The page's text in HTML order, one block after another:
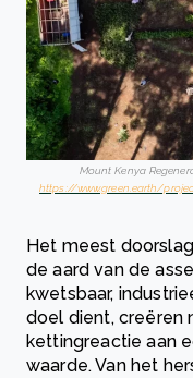
Mount Kenya
https://www.green.earth/
Het meest
de aard van de
kwetsbaar,
doel dient, creëren
kettingreactie aan
waarde. Van het